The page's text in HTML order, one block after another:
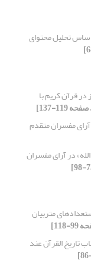
تحلیل محتوای
قرآن کریم با
مفسران متقدم
در آرای مفسران
متربیان
تاریخ القرآن عند